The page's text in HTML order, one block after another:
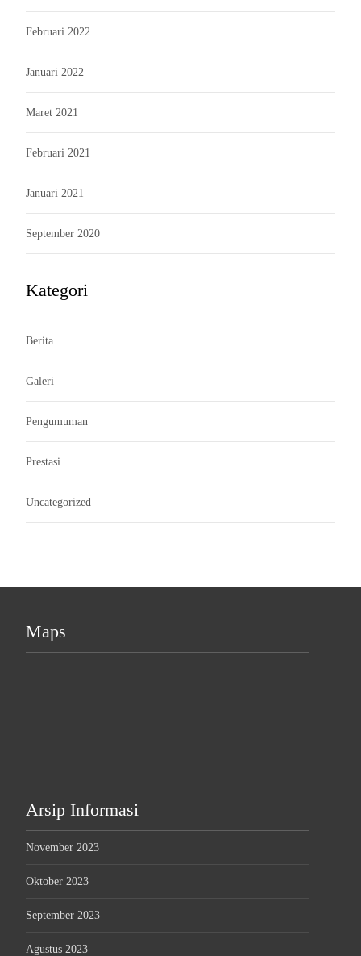
Februari 2022
Januari 2022
Maret 2021
Februari 2021
Januari 2021
September 2020
Kategori
Berita
Galeri
Pengumuman
Prestasi
Uncategorized
Maps
Arsip Informasi
November 2023
Oktober 2023
September 2023
Agustus 2023